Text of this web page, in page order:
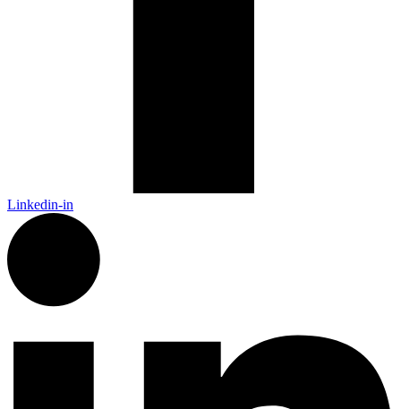
Linkedin-in